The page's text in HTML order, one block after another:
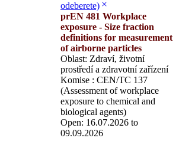
odeberete)
prEN 481 Workplace
exposure - Size fraction
definitions for measurement
of airborne particles
Oblast: Zdraví, životní
prostředí a zdravotní zařízení
Komise : CEN/TC 137
(Assessment of workplace
exposure to chemical and
biological agents)
Open: 16.07.2026 to
09.09.2026